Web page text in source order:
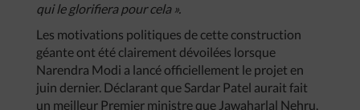
qui le glorifiera pour cela ».
Les motivations politiques de cette construction
géante ont été clairement dévoilées lorsque
Narendra Modi a lancé officiellement le projet en
juin dernier. Déclarant que Sardar Patel aurait fait
un meilleur Premier ministre que Jawaharlal Nehru,